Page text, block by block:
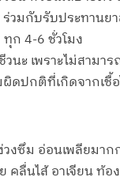
วมกับรับประทานย
ก 4-6 ชั่วโมง
นะ เพราะไม่สามาร
ดปกติที่เกิดจากเชื้อ
งซึม อ่อนเพลียมา
คลื่นไส้ อาเจียน ท้อ